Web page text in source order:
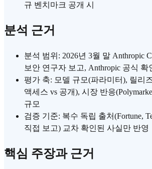
규 벤치마크 공개 시
분석 근거
분석 범위: 2026년 3월 말 Anthropic
보안 연구자 보고, Anthropic 공식 확
평가 축: 모델 규모(파라미터), 릴리
액세스 vs 공개), 시장 반응
규모
검증 기준: 복수 독립 출처(Fortune,
직접 보고) 교차 확인된 사실만 반영
핵심 주장과 근거